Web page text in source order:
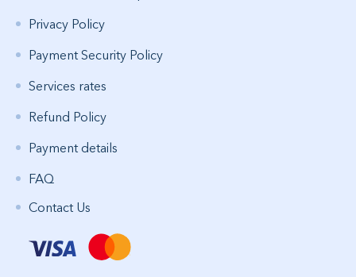
Privacy Policy
Payment Security Policy
Services rates
Refund Policy
Payment details
FAQ
Contact Us